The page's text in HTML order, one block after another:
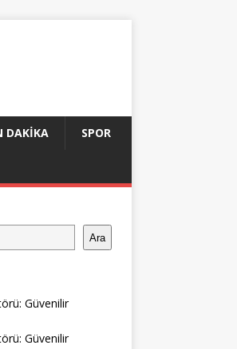
DAKIKA SPOR
Ara
Güvenilir
Güvenilir